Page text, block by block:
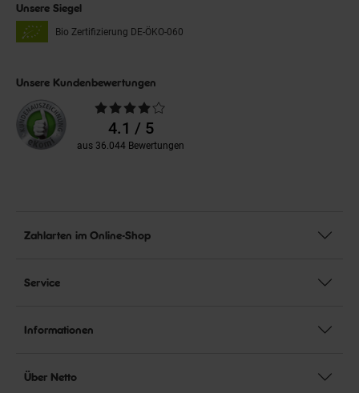
Unsere Siegel
Bio Zertifizierung DE-ÖKO-060
Unsere Kundenbewertungen
Durchschnittliche
Bewertungen4.1 / 5
aus 36.044 Bewertungen
Zahlarten im Online-Shop
Service
Informationen
Über Netto